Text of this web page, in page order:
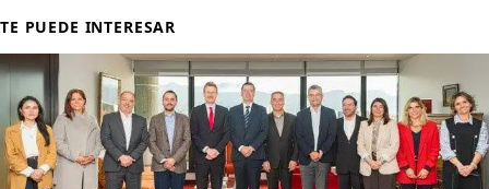
TE PUEDE INTERESAR